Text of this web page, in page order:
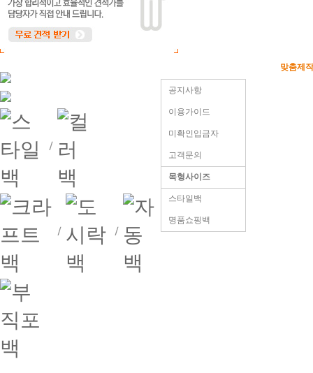
컬러백
크라프트백
자동백
부직포백
도시락백
스타일백
명품쇼핑백
종이백(박)
맞춤제작
맞춤견적요청
명품쇼핑백
수동결제
견적문의
목형사이즈
샘플보기
샘플신청
디자인플러스
공지사항
이용가이드
미확인입금자
고객문의